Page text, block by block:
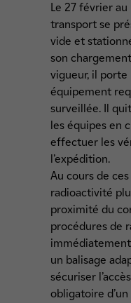
Le 27 février
transport se
vide et
son
vigueur, il
équipement
surveillée. Il
les équipes en
effectuer les
l’expédition.
Au cours de
radioactivité
proximité du
procédures de
un balisage
sécuriser
obligatoire